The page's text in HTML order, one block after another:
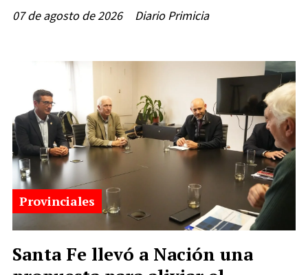
Diario Primicia
07 de agosto de 2026
Santa Fe llevó a Nación una
Provinciales